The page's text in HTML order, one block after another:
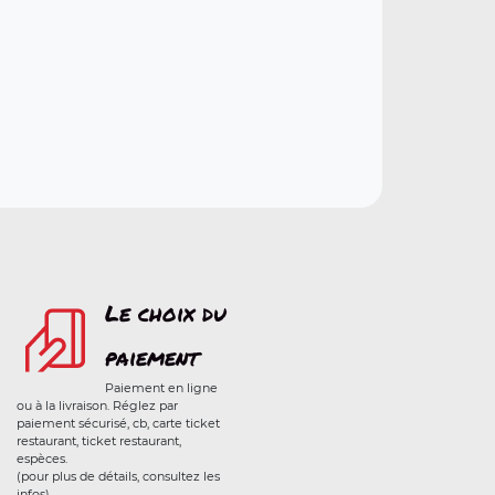
Le choix du
paiement
Paiement en ligne
ou à la livraison. Réglez par
paiement sécurisé, cb, carte ticket
restaurant, ticket restaurant,
espèces.
(pour plus de détails, consultez les